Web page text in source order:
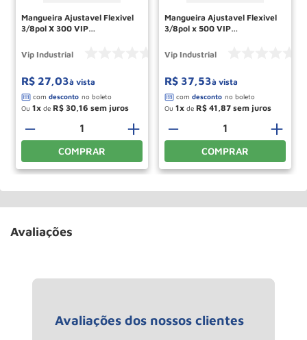
Mangueira Ajustavel Flexivel
3/8pol X 300 VIP
Vip Industrial
R$ 27 03à vista
Ou 1 de R$ 30 16
＋
－
COMPRAR
Mangueira Ajustavel Flexivel
3/8pol x 500 VIP
Vip Industrial
R$ 37 53à vista
Ou 1 de R$ 41 87
＋
－
COMPRAR
Avaliações
Avaliações dos nossos clientes